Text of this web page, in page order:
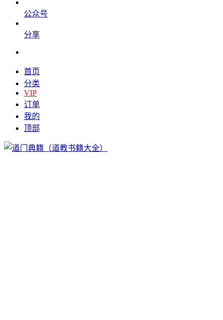
公众号
分享
首页
分类
VIP
订单
我的
顶部